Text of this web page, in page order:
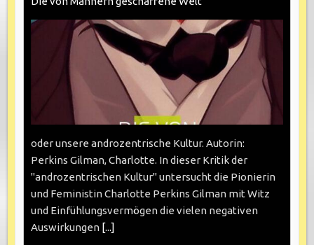
oder unsere androzentrische Kultur. Autorin:
Perkins Gilman, Charlotte. In dieser Kritik der
"androzentrischen Kultur" untersucht die Pionierin
und Feministin Charlotte Perkins Gilman mit Witz
und Einfühlungsvermögen die vielen negativen
Auswirkungen [...]